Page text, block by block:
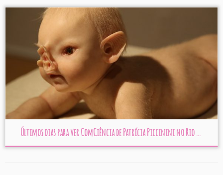
Últimos dias para ver ComCiência de Patrícia Piccinini no Rio ...